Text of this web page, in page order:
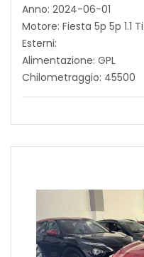
Anno: 2024-06-01
Motore: Fiesta 5p 5p 1.1
Esterni:
Alimentazione: GPL
Chilometraggio: 45500